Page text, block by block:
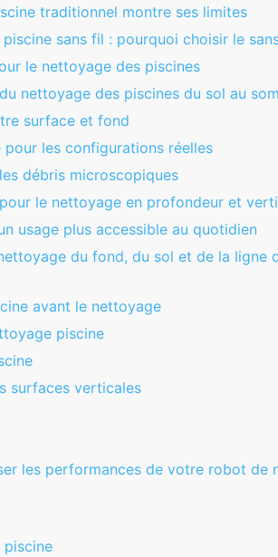
traditionnel montre ses limites
sans fil : pourquoi choisir le
le nettoyage des piscines
nettoyage des piscines du sol au
surface et fond
les configurations réelles
débris microscopiques
pour le nettoyage en profondeur et
usage plus accessible au quotidien
du fond, du sol et de la ligne
avant le nettoyage
piscine
surfaces verticales
les performances de votre robot de
piscine